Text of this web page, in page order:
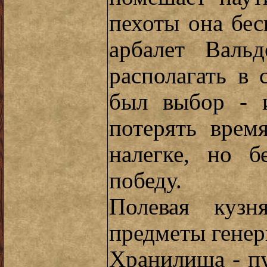
пехоты она
арбалет
располагать в
был выбор -
потерять
налегке, но
победу.
Полевая
предметы
Хранилища -